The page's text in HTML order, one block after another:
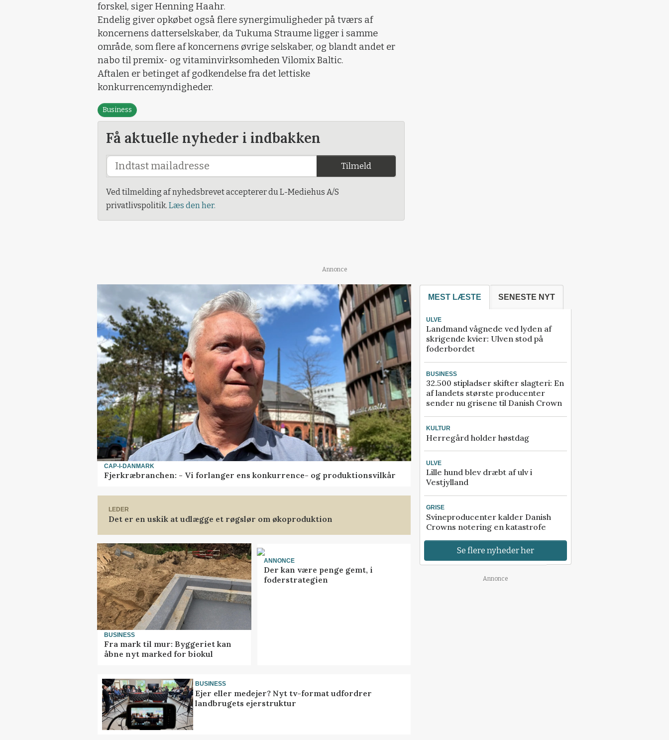
forskel, siger Henning Haahr.
Endelig giver opkøbet også flere synergimuligheder på tværs af
koncernens datterselskaber, da Tukuma Straume ligger i samme
område, som flere af koncernens øvrige selskaber, og blandt andet er
nabo til premix- og vitaminvirksomheden Vilomix Baltic.
Aftalen er betinget af godkendelse fra det lettiske
konkurrencemyndigheder.
Business
Få aktuelle nyheder i indbakken
Tilmeld
Ved tilmelding af nyhedsbrevet accepterer du L-Mediehus A/S
privatlivspolitik. Læs den her.
Annonce
CAP-I-DANMARK
Fjerkræbranchen: - Vi forlanger ens konkurrence- og produktionsvilkår
LEDER
Det er en uskik at udlægge et røgslør om økoproduktion
BUSINESS
Fra mark til mur: Byggeriet kan
åbne nyt marked for biokul
ANNONCE
Der kan være penge gemt, i
foderstrategien
BUSINESS
Ejer eller medejer? Nyt tv-format udfordrer
landbrugets ejerstruktur
MEST LÆSTE SENESTE NYT
ULVE
Landmand vågnede ved lyden af
skrigende kvier: Ulven stod på
foderbordet
BUSINESS
32.500 stipladser skifter slagteri: En
af landets største producenter
sender nu grisene til Danish Crown
KULTUR
Herregård holder høstdag
ULVE
Lille hund blev dræbt af ulv i
Vestjylland
GRISE
Svineproducenter kalder Danish
Crowns notering en katastrofe
Se flere nyheder her
Annonce